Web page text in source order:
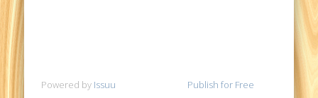
Powered by Issuu Publish for Free